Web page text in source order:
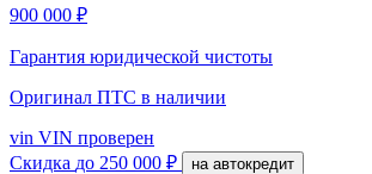
900 000 ₽
Гарантия юридической чистоты
Оригинал ПТС в наличии
vin VIN проверен
Скидка до 250 000 ₽ на автокредит